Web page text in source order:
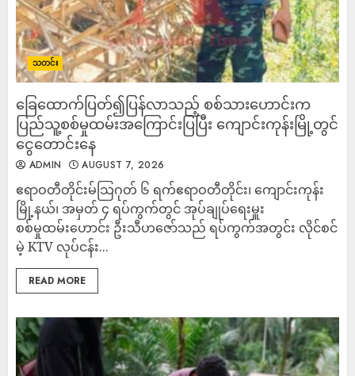
သတင်း
ခြေထောက်ပြတ်၍ပြန်လာသည့် စစ်သားဟောင်းက
ပြည်သူ့စစ်မှုထမ်းအကြောင်းပြပြီး ကျောင်းကုန်းမြို့တွင်
ငွေတောင်းနေ
ADMIN AUGUST 7, 2026
ဧရာဝတီတိုင်းမ်သြဂုတ် ၆ ရက်​ဧရာဝတီတိုင်း၊ ကျောင်းကုန်း
မြို့နယ်၊ အမှတ် ၄ ရပ်ကွက်တွင် အုပ်ချုပ်ရေးမှူး
စစ်မှုထမ်းဟောင်း ဦးသီဟဇော်သည် ရပ်ကွက်အတွင်း လိုင်စင်
မဲ့ KTV လုပ်ငန်း...
READ MORE